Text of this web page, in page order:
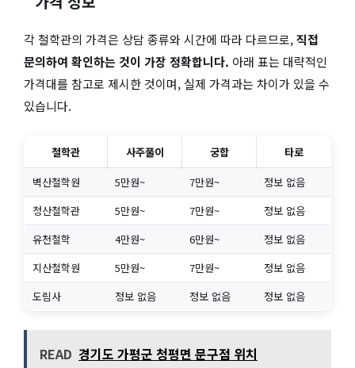
각 철학관의 가격은 상담 종류와 시간에 따라 다르므로,직접
문의하여 확인하는 것이 가장 정확합니다. 아래 표는 대략적인
가격대를 참고로 제시한 것이며, 실제 가격과는 차이가 있을 수
있습니다.
철학관 사주풀이 궁합
타로
벽산철학원
5만원~ 7만원~
정보 없음
청산철학관
5만원~ 7만원~
정보 없음
유천철학
4만원~ 6만원~
정보 없음
지산철학원
5만원~ 7만원~
정보 없음
도림사
정보 없음 정보 없음 정보 없음
READ 경기도 가평군 청평면 문구점 위치